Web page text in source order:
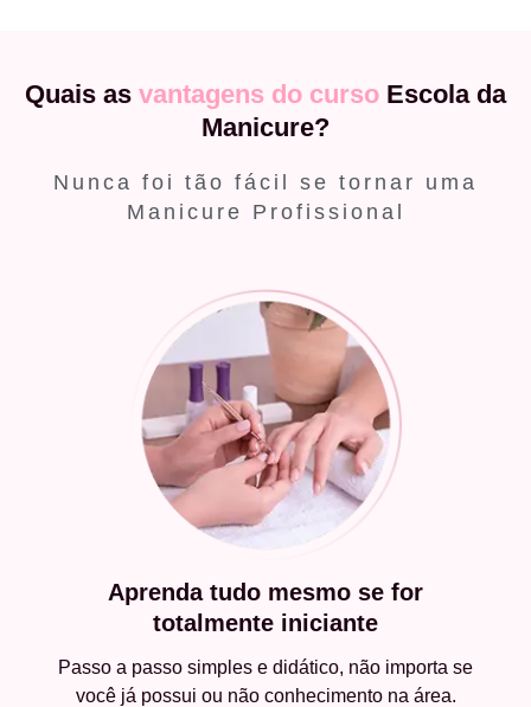
Quais as vantagens do curso Escola da
Manicure?
Nunca foi tão fácil se tornar uma
Manicure Profissional
Aprenda tudo mesmo se for
totalmente iniciante
Passo a passo simples e didático, não importa se
você já possui ou não conhecimento na área.